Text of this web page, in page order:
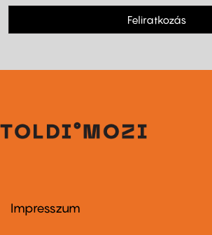
Feliratkozás
Footer
Impresszum